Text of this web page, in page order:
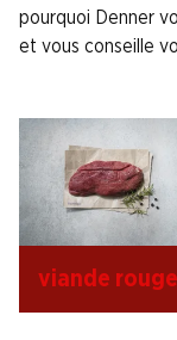
pourquoi Denner
et vous conseille
viande rouge